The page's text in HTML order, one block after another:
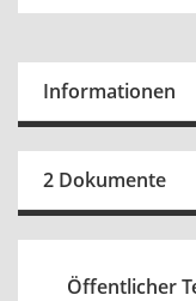
Informationen
2 Dokumente
Öffentlicher